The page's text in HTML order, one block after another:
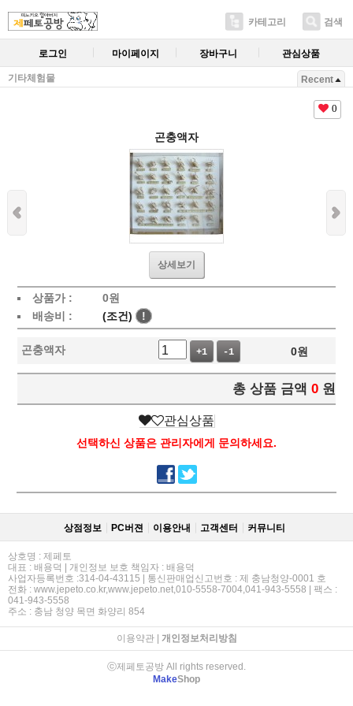
카테고리 검색
로그인 마이페이지 장바구니 관심상품
기타체험물 Recent
0
곤충액자
상세보기
상품가 : 0원
배송비 :
(조건) !
곤충액자 +1 -1 0원
총 상품 금액 0 원
관심상품
선택하신 상품은 관리자에게 문의하세요.
상점정보 PC버젼 이용안내 고객센터 커뮤니티
상호명 : 제페토
대표 : 배용덕 | 개인정보 보호 책임자 : 배용덕
사업자등록번호 :314-04-43115 | 통신판매업신고번호 : 제 충남청양-0001 호
전화 : www.jepeto.co.kr,www.jepeto.net,010-5558-7004,041-943-5558 | 팩스 :
041-943-5558
주소 : 충남 청양 목면 화양리 854
이용약관| 개인정보처리방침
ⓒ제페토공방 All rights reserved.
MakeShop